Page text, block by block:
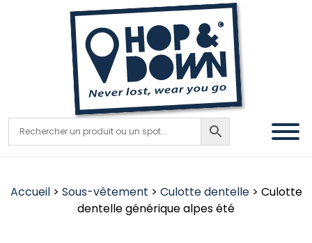
Accueil> Sous-vêtement > Culotte dentelle> Culotte
dentelle générique alpes été